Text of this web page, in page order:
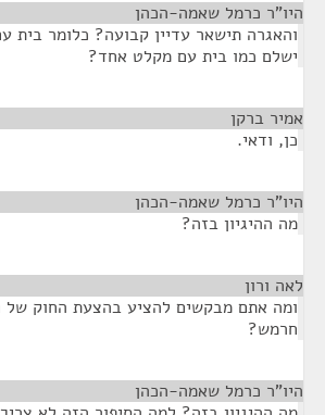
היו"ר כרמל שאמה-הכהן
והאגרה תישאר עדיין קבועה? כלומר בית
ישלם כמו בית עם מקלט אחד?
אמיר ברקן
כן, ודאי.
היו"ר כרמל שאמה-הכהן
מה ההיגיון בזה?
לאה ורון
ומה אתם מבקשים להציע בהצעת החוק של
חרמש?
היו"ר כרמל שאמה-הכהן